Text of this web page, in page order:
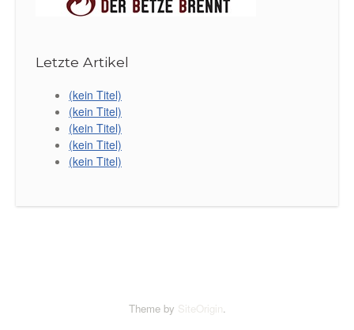
Letzte Artikel
(kein Titel)
(kein Titel)
(kein Titel)
(kein Titel)
(kein Titel)
Theme by SiteOrigin